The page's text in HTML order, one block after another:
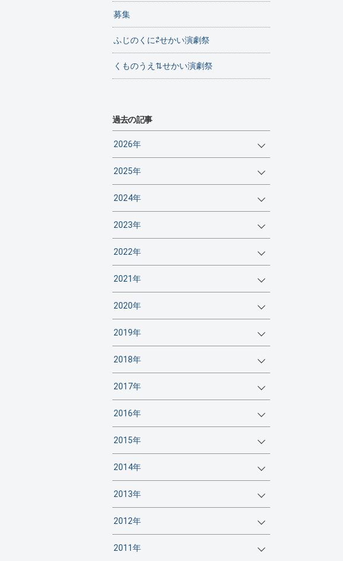
募集
ふじのくに⇄せかい演劇祭
くものうえ⇅せかい演劇祭
過去の記事
2026年
2025年
2024年
2023年
2022年
2021年
2020年
2019年
2018年
2017年
2016年
2015年
2014年
2013年
2012年
2011年